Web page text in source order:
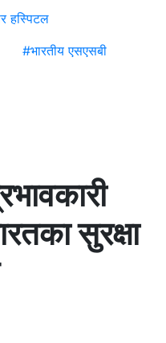
हस्पिटल
#भारतीय एसएसबी
सुरक्षा